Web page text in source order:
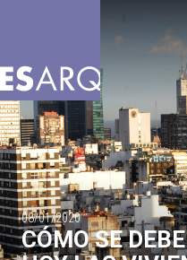
08/01/2020
CÓMO SE